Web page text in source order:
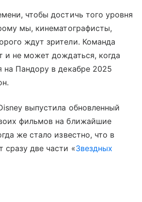
чтобы достичь того уровня
мы, кинематографисты,
ждут зрители. Команда
и не может дождаться, когда
на Пандору в декабре 2025
выпустила обновленный
фильмов на ближайшие
же стало известно, что в
сразу две части «Звездных